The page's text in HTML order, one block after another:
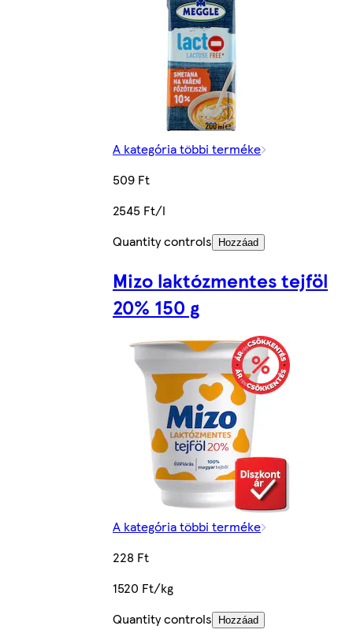
A kategória többi terméke
509 Ft
2545 Ft/l
Quantity controls
Hozzáad
Mizo laktózmentes tejföl
20% 150 g
A kategória többi terméke
228 Ft
1520 Ft/kg
Quantity controls
Hozzáad